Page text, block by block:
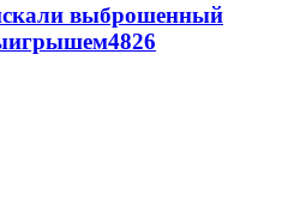
выброшенный
4826